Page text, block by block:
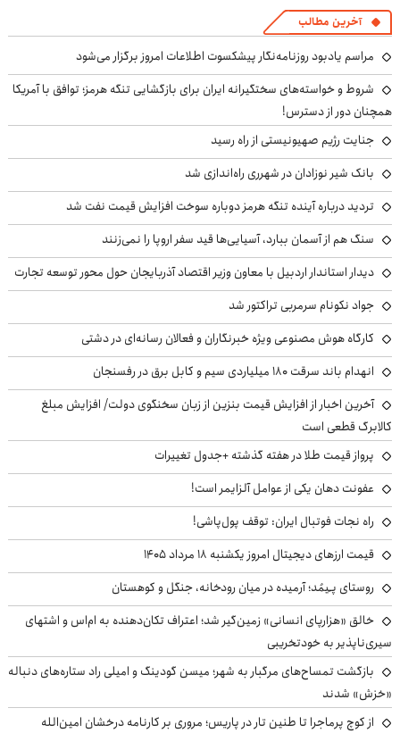
آخرین مطالب
مراسم یادبود روزنامه‌نگار پیشکسوت اطلاعات امروز برگزار می‌شود
شروط و خواسته‌های سختگیرانه ایران برای بازگشایی تنگه هرمز؛ توافق با آمریکا
همچنان دور از دسترس!
جنایت رژیم صهیونیستی از راه رسید
بانک شیر نوزادان در شهرری راه‌اندازی شد
تردید درباره آینده تنگه هرمز دوباره سوخت افزایش قیمت نفت شد
سنگ هم از آسمان ببارد، آسیایی‌ها قید سفر اروپا را نمی‌زنند
دیدار استاندار اردبیل با معاون وزیر اقتصاد آذربایجان حول محور توسعه تجارت
جواد نکونام سرمربی تراکتور شد
کارگاه هوش مصنوعی ویژه خبرنگاران و فعالان رسانه‌ای در دشتی
انهدام باند سرقت ۱۸۰ میلیاردی سیم و کابل برق در رفسنجان
آخرین اخبار از افزایش قیمت بنزین از زبان سخنگوی دولت/ افزایش مبلغ
کالابرگ قطعی است
پرواز قیمت طلا در هفته گذشته +جدول تغییرات
عفونت دهان یکی از عوامل آلزایمر است!
راه نجات فوتبال ایران: توقف پول‌پاشی!
قیمت ارزهای دیجیتال امروز یکشنبه ۱۸ مرداد ۱۴۰۵
روستای پـِیمُد؛ آرمیده در میان رودخانه، جنگل و کوهستان
خالق «هزارپای انسانی» زمین‌گیر شد؛ اعتراف تکان‌دهنده به ام‌اس و اشتهای
سیری‌ناپذیر به خودتخریبی
بازگشت تمساح‌های مرگبار به شهر؛ میسن گودینگ و امیلی راد ستاره‌های دنباله
«خزش» شدند
از کوچ‌ پرماجرا تا طنین تار در پاریس؛ مروری بر کارنامه درخشان امین‌الله